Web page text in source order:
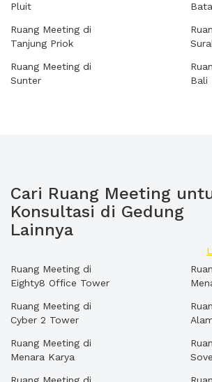
Pluit
Ruang Meeting di
Tanjung Priok
Ruang Meeting di
Sunter
Bali
Cari Ruang Meeting
Konsultasi di Gedung
Lainnya
Ruang Meeting di
Eighty8 Office Tower
Ruang Meeting di
Cyber 2 Tower
Ruang Meeting di
Menara Karya